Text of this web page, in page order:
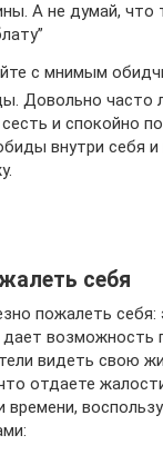
А не думай, что
с мнимым
Довольно часто
и спокойно
внутри себя
себя
пожалеть себя:
возможность
видеть свою
отдаете